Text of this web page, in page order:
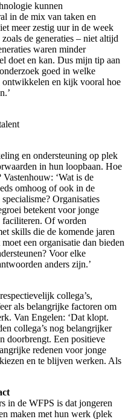
kunnen
in de mix van taken en
meer zestig uur in de week
de generaties – niet altijd
waren minder
doet en kan. Dus mijn tip aan
goed in welke
en kijk vooral hoe
en ondersteuning op plek
in hun loopbaan. Hoe
‘Wat is de
omhoog of ook in de
Organisaties
betekent voor jonge
faciliteren. Of worden
skills die de komende jaren
een organisatie dan bieden
Voor elke
anders zijn.’
collega’s,
als belangrijke factoren om
Van Engelen: ‘Dat klopt.
collega’s nog belangrijker
doorbrengt. Een positieve
redenen voor jonge
en te blijven werken. Als
in de WFPS is dat jongeren
maken met hun werk (plek